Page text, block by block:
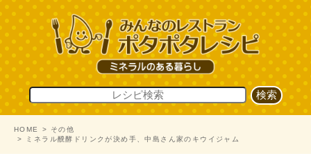
HOME
その他
ミネラル醗酵ドリンクが決め手、中島さん家のキウイジャム